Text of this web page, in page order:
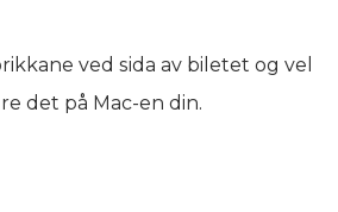
ved sida av biletet og vel
det på Mac-en din.